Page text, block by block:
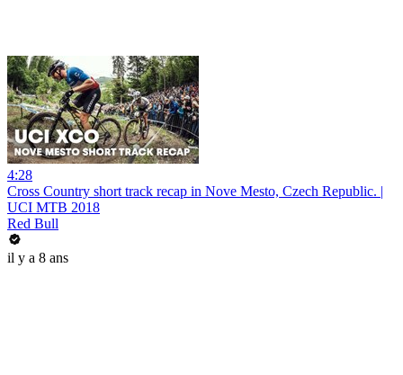
4:28
Cross Country short track recap in Nove Mesto, Czech Republic. |
UCI MTB 2018
Red Bull
il y a 8 ans